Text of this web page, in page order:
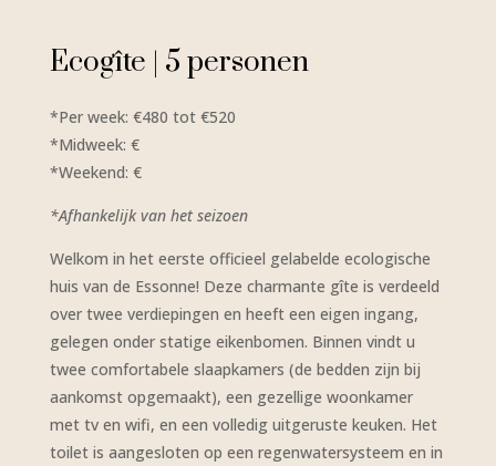
Ecogîte | 5 personen
*Per week: €480 tot €520
*Midweek: €
*Weekend: €
*Afhankelijk van het seizoen
Welkom in het eerste officieel gelabelde ecologische
huis van de Essonne! Deze charmante gîte is verdeeld
over twee verdiepingen en heeft een eigen ingang,
gelegen onder statige eikenbomen. Binnen vindt u
twee comfortabele slaapkamers (de bedden zijn bij
aankomst opgemaakt), een gezellige woonkamer
met tv en wifi, en een volledig uitgeruste keuken. Het
toilet is aangesloten op een regenwatersysteem en in